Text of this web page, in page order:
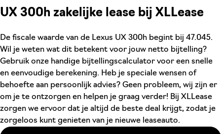
UX 300h zakelijke lease bij XLLease
De fiscale waarde van de Lexus UX 300h begint bij 47.045.
Wil je weten wat dit betekent voor jouw netto bijtelling?
Gebruik onze handige bijtellingscalculator voor een snelle
en eenvoudige berekening. Heb je speciale wensen of
behoefte aan persoonlijk advies? Geen probleem, wij zijn er
om je te ontzorgen en helpen je graag verder! Bij XLLease
zorgen we ervoor dat je altijd de beste deal krijgt, zodat je
zorgeloos kunt genieten van je nieuwe leaseauto.